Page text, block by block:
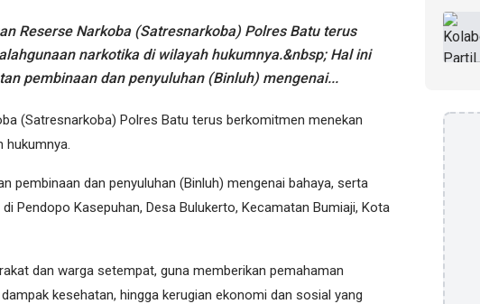
Reserse Narkoba (Satresnarkoba) Polres Batu terus
narkotika di wilayah hukumnya.&nbsp; Hal ini
pembinaan dan penyuluhan (Binluh) mengenai...
(Satresnarkoba) Polres Batu terus berkomitmen menekan
hukumnya.
pembinaan dan penyuluhan (Binluh) mengenai bahaya, serta
Pendopo Kasepuhan, Desa Bulukerto, Kecamatan Bumiaji, Kota
dan warga setempat, guna memberikan pemahaman
kesehatan, hingga kerugian ekonomi dan sosial yang